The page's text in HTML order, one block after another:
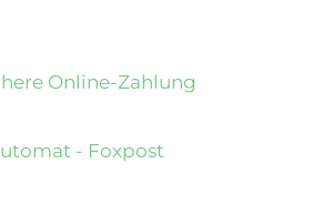
Online-Zahlung
- Foxpost